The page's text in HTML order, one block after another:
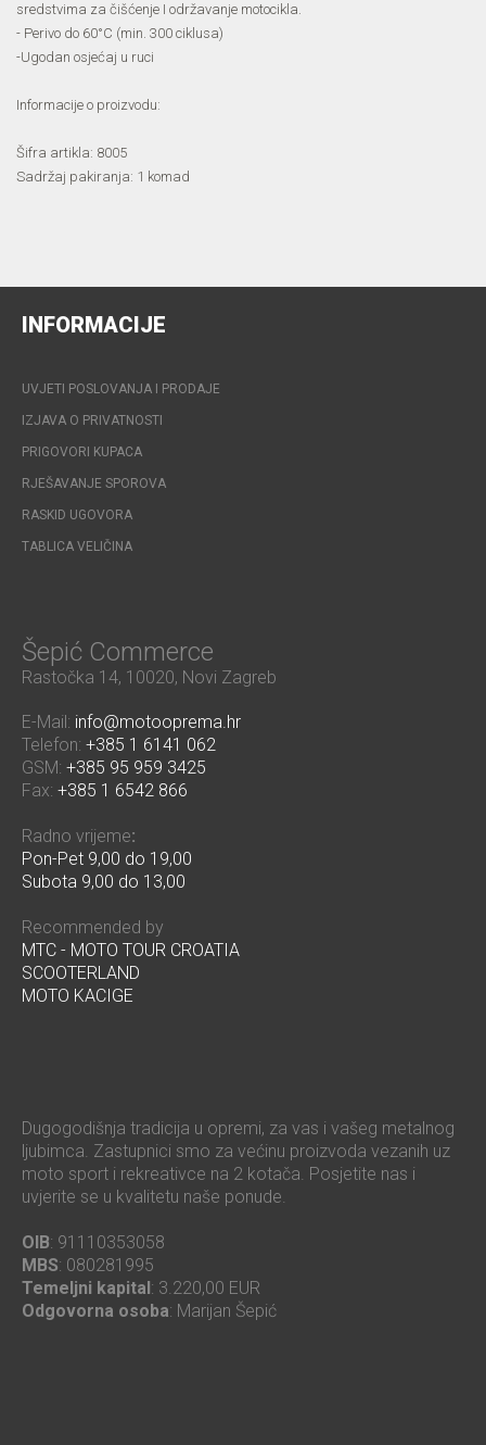
sredstvima za čišćenje I održavanje motocikla.
- Perivo do 60°C (min. 300 ciklusa)
-Ugodan osjećaj u ruci
Informacije o proizvodu:
Šifra artikla: 8005
Sadržaj pakiranja: 1 komad
INFORMACIJE
UVJETI POSLOVANJA I PRODAJE
IZJAVA O PRIVATNOSTI
PRIGOVORI KUPACA
RJEŠAVANJE SPOROVA
RASKID UGOVORA
TABLICA VELIČINA
Šepić Commerce
Rastočka 14, 10020, Novi Zagreb
E-Mail: info@motooprema.hr
Telefon: +385 1 6141 062
GSM: +385 95 959 3425
Fax: +385 1 6542 866
Radno vrijeme:
Pon-Pet 9,00 do 19,00
Subota 9,00 do 13,00
Recommended by
MTC - MOTO TOUR CROATIA
SCOOTERLAND
MOTO KACIGE
Dugogodišnja tradicija u opremi, za vas i vašeg metalnog
ljubimca. Zastupnici smo za većinu proizvoda vezanih uz
moto sport i rekreativce na 2 kotača. Posjetite nas i
uvjerite se u kvalitetu naše ponude.
OIB: 91110353058
MBS: 080281995
Temeljni kapital: 3.220,00 EUR
Odgovorna osoba: Marijan Šepić